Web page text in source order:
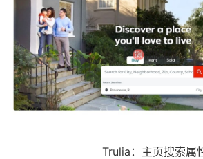
Trulia：主页搜索属